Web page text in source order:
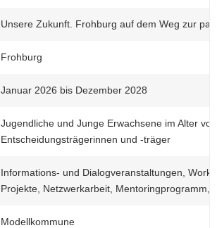
Unsere Zukunft. Frohburg auf dem Weg zur
Frohburg
Januar 2026 bis Dezember 2028
Jugendliche und Junge Erwachsene im Alter
Entscheidungsträgerinnen und -träger
Informations- und Dialogveranstaltungen,
Projekte, Netzwerkarbeit, Mentoringprogramm,
Modellkommune